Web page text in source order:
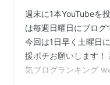
週末に1本YouTubeを
は毎週日曜日にブログ
今回は1日早く土曜日
援ポチお願いします
気ブログランキング